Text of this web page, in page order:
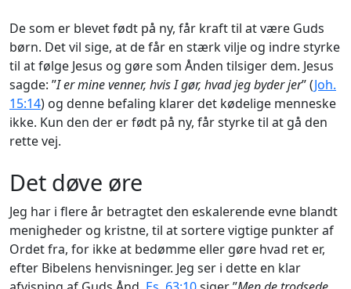
De som er blevet født på ny, får kraft til at være Guds
børn. Det vil sige, at de får en stærk vilje og indre styrke
til at følge Jesus og gøre som Ånden tilsiger dem. Jesus
sagde: ”I er mine venner, hvis I gør, hvad jeg byder jer” (Joh.
15:14) og denne befaling klarer det kødelige menneske
ikke. Kun den der er født på ny, får styrke til at gå den
rette vej.
Det døve øre
Jeg har i flere år betragtet den eskalerende evne blandt
menigheder og kristne, til at sortere vigtige punkter af
Ordet fra, for ikke at bedømme eller gøre hvad ret er,
efter Bibelens henvisninger. Jeg ser i dette en klar